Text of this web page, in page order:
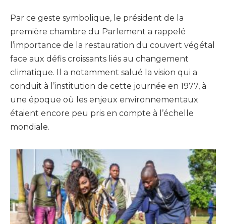
Par ce geste symbolique, le président de la
première chambre du Parlement a rappelé
l’importance de la restauration du couvert végétal
face aux défis croissants liés au changement
climatique. Il a notamment salué la vision qui a
conduit à l’institution de cette journée en 1977, à
une époque où les enjeux environnementaux
étaient encore peu pris en compte à l’échelle
mondiale.